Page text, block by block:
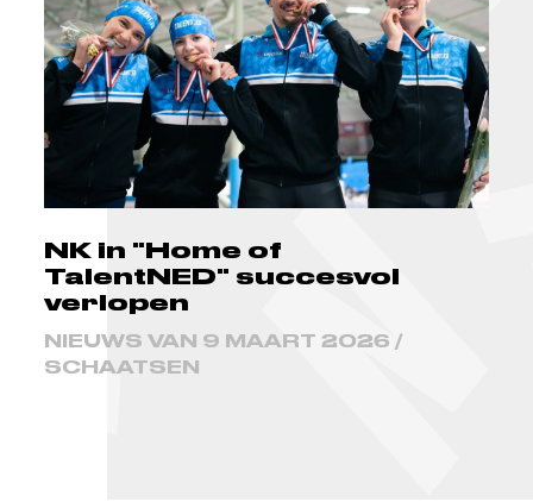
NK in "Home of
TalentNED" succesvol
verlopen
NIEUWS VAN 9 MAART 2026 /
SCHAATSEN